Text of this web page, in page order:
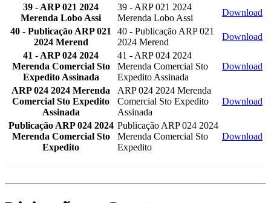
39 - ARP 021 2024
Merenda Lobo Assi
39 - ARP 021 2024
Merenda Lobo Assi
Download
40 - Publicação ARP 021
2024 Merend
40 - Publicação ARP 021
2024 Merend
Download
41 - ARP 024 2024
Merenda Comercial Sto
Expedito Assinada
41 - ARP 024 2024
Merenda Comercial Sto
Expedito Assinada
Download
ARP 024 2024 Merenda
Comercial Sto Expedito
Assinada
ARP 024 2024 Merenda
Comercial Sto Expedito
Assinada
Download
Publicação ARP 024 2024
Merenda Comercial Sto
Expedito
Publicação ARP 024 2024
Merenda Comercial Sto
Expedito
Download